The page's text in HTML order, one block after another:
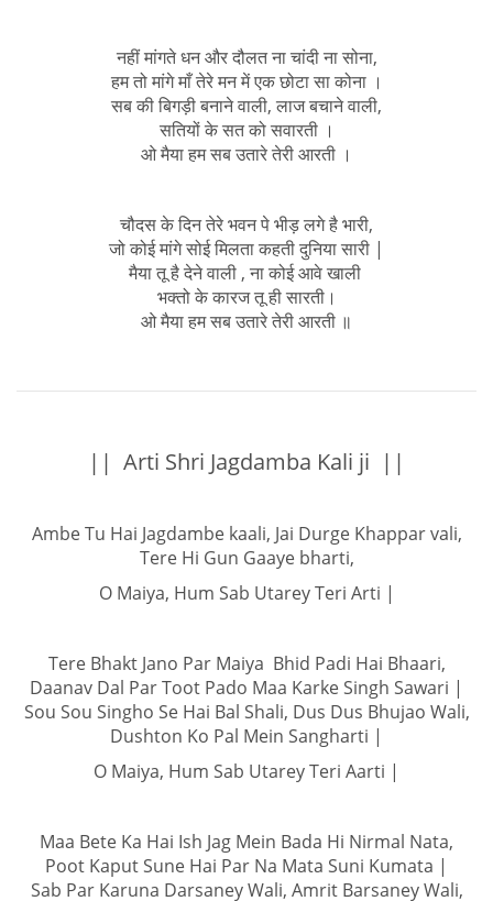
नहीं मांगते धन और दौलत ना चांदी ना सोना,
हम तो मांगे माँ तेरे मन में एक छोटा सा कोना ।
सब की बिगड़ी बनाने वाली, लाज बचाने वाली,
सतियों के सत को सवारती ।
ओ मैया हम सब उतारे तेरी आरती ।
चौदस के दिन तेरे भवन पे भीड़ लगे है भारी,
जो कोई मांगे सोई मिलता कहती दुनिया सारी |
मैया तू है देने वाली , ना कोई आवे खाली
भक्तो के कारज तू ही सारती।
ओ मैया हम सब उतारे तेरी आरती ॥
|| Arti Shri Jagdamba Kali ji ||
Ambe Tu Hai Jagdambe kaali, Jai Durge Khappar vali,
Tere Hi Gun Gaaye bharti,
O Maiya, Hum Sab Utarey Teri Arti |
Tere Bhakt Jano Par Maiya Bhid Padi Hai Bhaari,
Daanav Dal Par Toot Pado Maa Karke Singh Sawari |
Sou Sou Singho Se Hai Bal Shali, Dus Dus Bhujao Wali,
Dushton Ko Pal Mein Sangharti |
O Maiya, Hum Sab Utarey Teri Aarti |
Maa Bete Ka Hai Ish Jag Mein Bada Hi Nirmal Nata,
Poot Kaput Sune Hai Par Na Mata Suni Kumata |
Sab Par Karuna Darsaney Wali, Amrit Barsaney Wali,